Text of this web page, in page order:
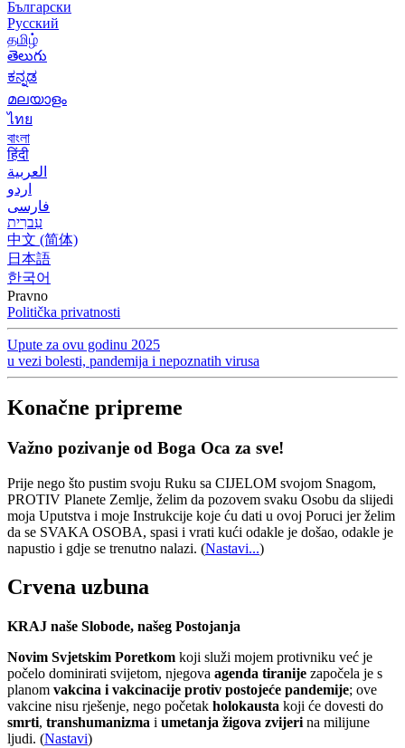
Български
Русский
தமிழ்
తెలుగు
ಕನ್ನಡ
മലയാളം
ไทย
বাংলা
हिंदी
العربية
اردو
فارسی
עִברִית
中文 (简体)
日本語
한국어
Pravno
Politička privatnosti
Upute za ovu godinu 2025
u vezi bolesti, pandemija i nepoznatih virusa
Konačne pripreme
Važno pozivanje od Boga Oca za sve!
Prije nego što pustim svoju Ruku sa CIJELOM svojom Snagom,
PROTIV Planete Zemlje, želim da pozovem svaku Osobu da slijedi
moja Uputstva i moje Instrukcije koje ću dati u ovoj Poruci jer želim
da se SVAKA OSOBA, spasi i vrati kući odakle je došao, odakle je
napustio i gdje se trenutno nalazi. (Nastavi...)
Crvena uzbuna
KRAJ naše Slobode, našeg Postojanja
Novim Svjetskim Poretkom koji služi mojem protivniku već je
počelo dominirati svijetom, njegova agenda tiranije započela je s
planom vakcina i vakcinacije protiv postojeće pandemije; ove
vakcine nisu rješenje, nego početak holokausta koji će dovesti do
smrti, transhumanizma i umetanja žigova zvijeri na milijune
ljudi. (Nastavi)